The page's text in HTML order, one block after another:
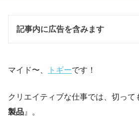
記事内に広告を含みます
マイド〜、 トギーです！
クリエイティブな仕事では、切って
製品 』。